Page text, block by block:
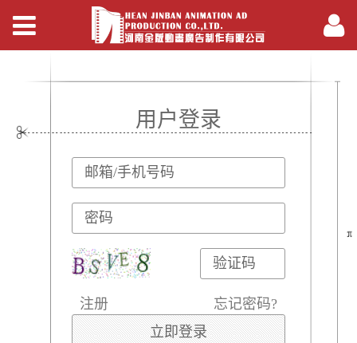
用户登录
注册 忘记密码?